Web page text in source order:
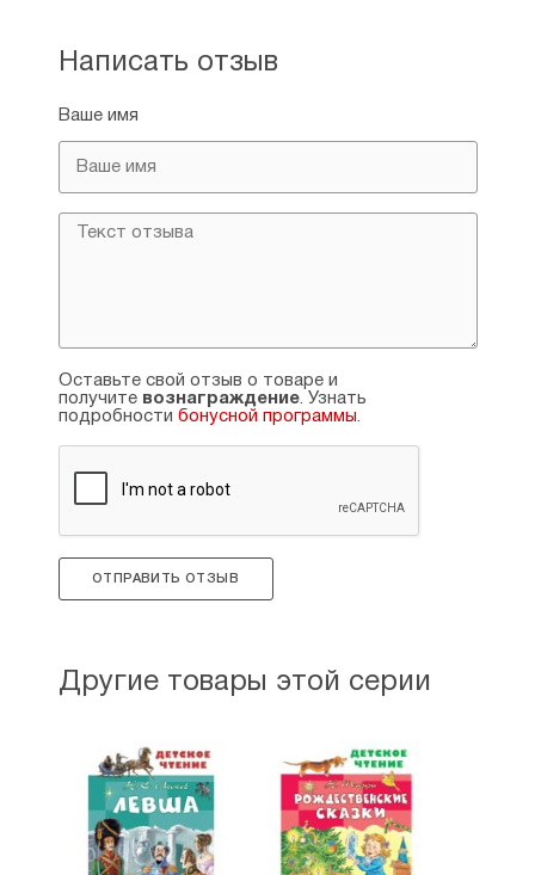
Написать отзыв
Ваше имя
Оставьте свой отзыв о товаре и
получите вознаграждение. Узнать
подробности бонусной программы.
ОТПРАВИТЬ ОТЗЫВ
Другие товары этой серии